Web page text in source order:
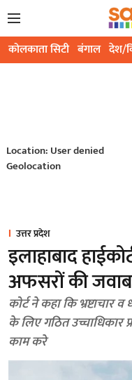
कोलकाता सिटी बंगाल देश/
Location: User denied
Geolocation
उत्तर प्रदेश
इलाहाबाद
अफसरों की
कोर्ट ने कहा कि भ्रष्टाचार
के लिए गठित उच्चाधिकार
काम करे